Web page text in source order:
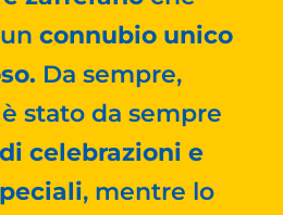
connubio unico
Da sempre,
stato da sempre
celebrazioni e
, mentre lo